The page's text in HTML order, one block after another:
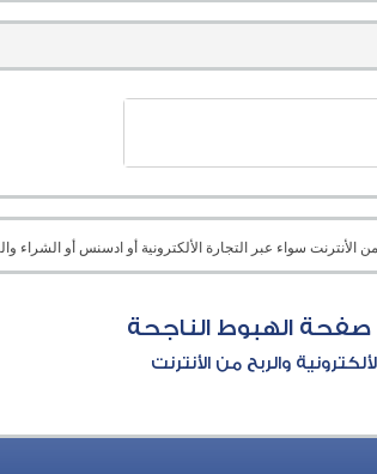
سواء عبر التجارة الألكترونية أو ادسنس أو الشراء
الهبوط الناجحة
والربح من الأنترنت